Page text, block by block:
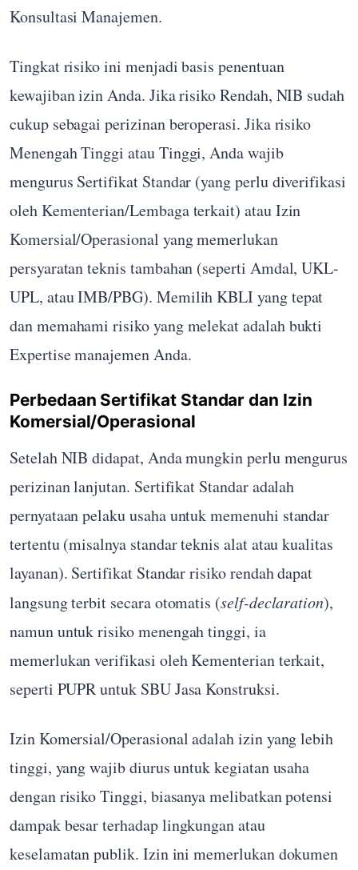
Konsultasi Manajemen.
Tingkat risiko ini menjadi basis penentuan
kewajiban izin Anda. Jika risiko Rendah, NIB sudah
cukup sebagai perizinan beroperasi. Jika risiko
Menengah Tinggi atau Tinggi, Anda wajib
mengurus Sertifikat Standar (yang perlu diverifikasi
oleh Kementerian/Lembaga terkait) atau Izin
Komersial/Operasional yang memerlukan
persyaratan teknis tambahan (seperti Amdal, UKL-
UPL, atau IMB/PBG). Memilih KBLI yang tepat
dan memahami risiko yang melekat adalah bukti
Expertise manajemen Anda.
Perbedaan Sertifikat Standar dan Izin
Komersial/Operasional
Setelah NIB didapat, Anda mungkin perlu mengurus
perizinan lanjutan. Sertifikat Standar adalah
pernyataan pelaku usaha untuk memenuhi standar
tertentu (misalnya standar teknis alat atau kualitas
layanan). Sertifikat Standar risiko rendah dapat
langsung terbit secara otomatis (self-declaration),
namun untuk risiko menengah tinggi, ia
memerlukan verifikasi oleh Kementerian terkait,
seperti PUPR untuk SBU Jasa Konstruksi.
Izin Komersial/Operasional adalah izin yang lebih
tinggi, yang wajib diurus untuk kegiatan usaha
dengan risiko Tinggi, biasanya melibatkan potensi
dampak besar terhadap lingkungan atau
keselamatan publik. Izin ini memerlukan dokumen